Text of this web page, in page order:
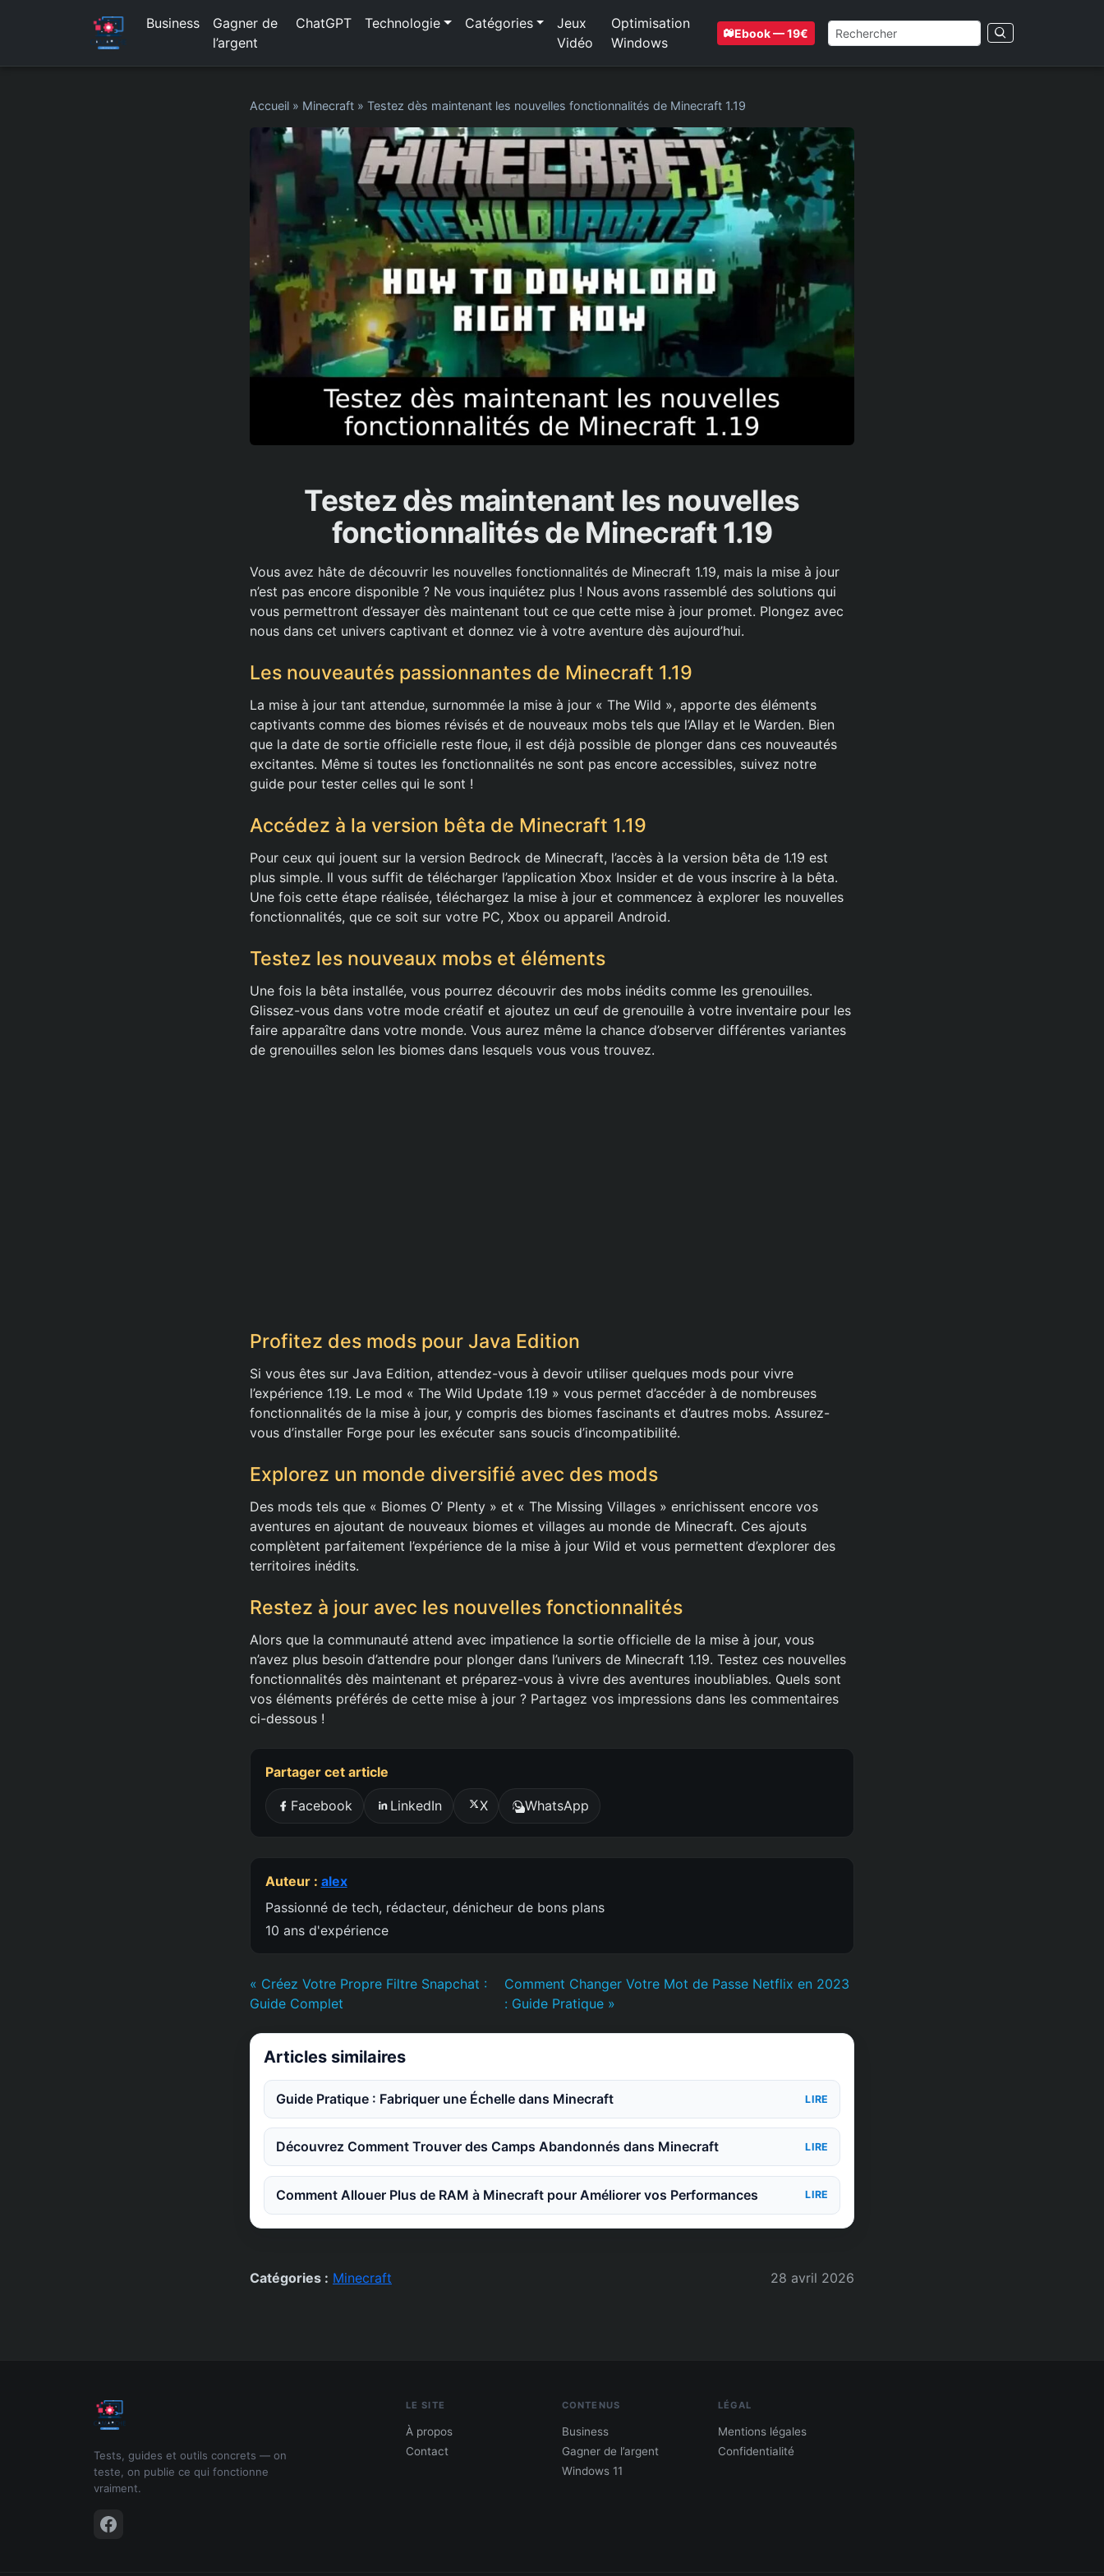
Business
Gagner de
l’argent
ChatGPT Technologie Catégories
Jeux
Vidéo
Optimisation
Windows
Ebook — 19€
Accueil » Minecraft » Testez dès maintenant les nouvelles fonctionnalités de Minecraft 1.19
Testez dès maintenant les nouvelles
fonctionnalités de Minecraft 1.19
Vous avez hâte de découvrir les nouvelles fonctionnalités de Minecraft 1.19, mais la mise à jour
n’est pas encore disponible ? Ne vous inquiétez plus ! Nous avons rassemblé des solutions qui
vous permettront d’essayer dès maintenant tout ce que cette mise à jour promet. Plongez avec
nous dans cet univers captivant et donnez vie à votre aventure dès aujourd’hui.
Les nouveautés passionnantes de Minecraft 1.19
La mise à jour tant attendue, surnommée la mise à jour « The Wild », apporte des éléments
captivants comme des biomes révisés et de nouveaux mobs tels que l’Allay et le Warden. Bien
que la date de sortie officielle reste floue, il est déjà possible de plonger dans ces nouveautés
excitantes. Même si toutes les fonctionnalités ne sont pas encore accessibles, suivez notre
guide pour tester celles qui le sont !
Accédez à la version bêta de Minecraft 1.19
Pour ceux qui jouent sur la version Bedrock de Minecraft, l’accès à la version bêta de 1.19 est
plus simple. Il vous suffit de télécharger l’application Xbox Insider et de vous inscrire à la bêta.
Une fois cette étape réalisée, téléchargez la mise à jour et commencez à explorer les nouvelles
fonctionnalités, que ce soit sur votre PC, Xbox ou appareil Android.
Testez les nouveaux mobs et éléments
Une fois la bêta installée, vous pourrez découvrir des mobs inédits comme les grenouilles.
Glissez-vous dans votre mode créatif et ajoutez un œuf de grenouille à votre inventaire pour les
faire apparaître dans votre monde. Vous aurez même la chance d’observer différentes variantes
de grenouilles selon les biomes dans lesquels vous vous trouvez.
Profitez des mods pour Java Edition
Si vous êtes sur Java Edition, attendez-vous à devoir utiliser quelques mods pour vivre
l’expérience 1.19. Le mod « The Wild Update 1.19 » vous permet d’accéder à de nombreuses
fonctionnalités de la mise à jour, y compris des biomes fascinants et d’autres mobs. Assurez-
vous d’installer Forge pour les exécuter sans soucis d’incompatibilité.
Explorez un monde diversifié avec des mods
Des mods tels que « Biomes O’ Plenty » et « The Missing Villages » enrichissent encore vos
aventures en ajoutant de nouveaux biomes et villages au monde de Minecraft. Ces ajouts
complètent parfaitement l’expérience de la mise à jour Wild et vous permettent d’explorer des
territoires inédits.
Restez à jour avec les nouvelles fonctionnalités
Alors que la communauté attend avec impatience la sortie officielle de la mise à jour, vous
n’avez plus besoin d’attendre pour plonger dans l’univers de Minecraft 1.19. Testez ces nouvelles
fonctionnalités dès maintenant et préparez-vous à vivre des aventures inoubliables. Quels sont
vos éléments préférés de cette mise à jour ? Partagez vos impressions dans les commentaires
ci-dessous !
Partager cet article
Facebook LinkedIn X WhatsApp
Auteur : alex
Passionné de tech, rédacteur, dénicheur de bons plans
10 ans d'expérience
« Créez Votre Propre Filtre Snapchat :
Guide Complet
Comment Changer Votre Mot de Passe Netflix en 2023
: Guide Pratique »
Articles similaires
Guide Pratique : Fabriquer une Échelle dans Minecraft LIRE
Découvrez Comment Trouver des Camps Abandonnés dans Minecraft LIRE
Comment Allouer Plus de RAM à Minecraft pour Améliorer vos Performances LIRE
Catégories : Minecraft 28 avril 2026
Tests, guides et outils concrets — on
teste, on publie ce qui fonctionne
vraiment.
LE SITE
À propos
Contact
CONTENUS
Business
Gagner de l’argent
Windows 11
LÉGAL
Mentions légales
Confidentialité